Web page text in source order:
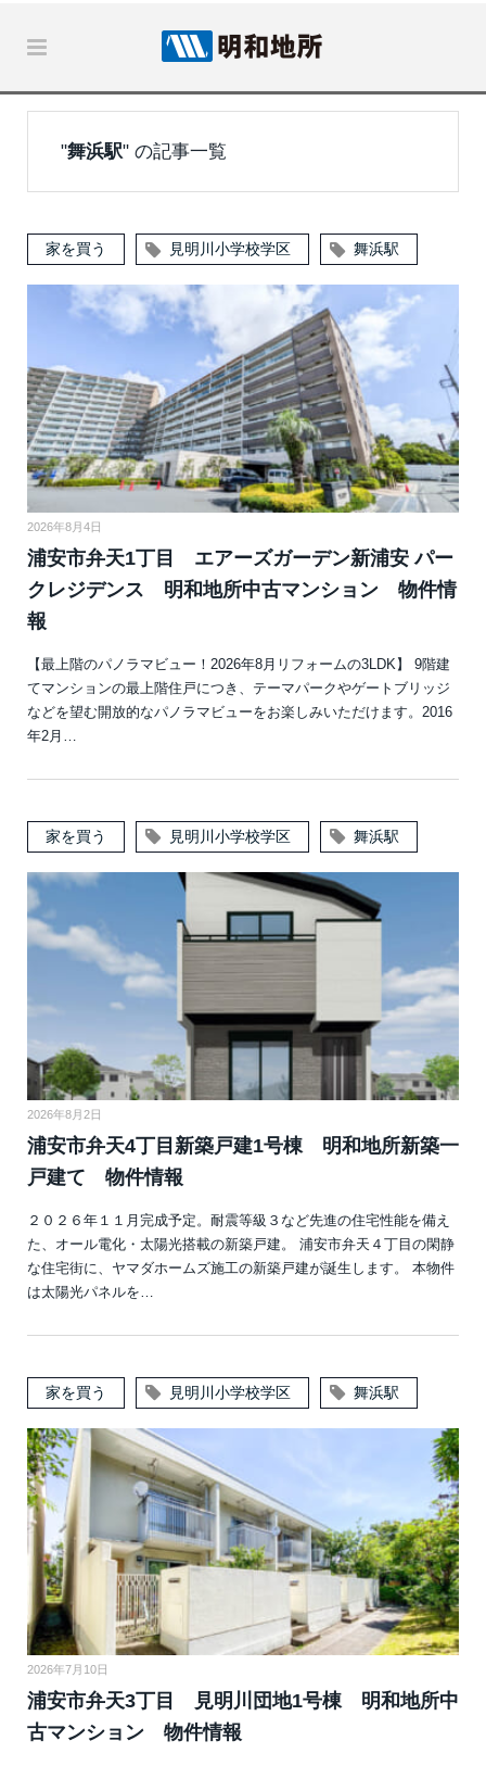
"舞浜駅" の記事一覧
家を買う 見明川小学校学区 舞浜駅
2026年8月4日
浦安市弁天1丁目 エアーズガーデン新浦安 パー
クレジデンス 明和地所中古マンション 物件情
報
【最上階のパノラマビュー！2026年8月リフォームの3LDK】 9階建
てマンションの最上階住戸につき、テーマパークやゲートブリッジ
などを望む開放的なパノラマビューをお楽しみいただけます。2016
年2月…
家を買う 見明川小学校学区 舞浜駅
2026年8月2日
浦安市弁天4丁目新築戸建1号棟 明和地所新築一
戸建て 物件情報
２０２６年１１月完成予定。耐震等級３など先進の住宅性能を備え
た、オール電化・太陽光搭載の新築戸建。 浦安市弁天４丁目の閑静
な住宅街に、ヤマダホームズ施工の新築戸建が誕生します。 本物件
は太陽光パネルを…
家を買う 見明川小学校学区 舞浜駅
2026年7月10日
浦安市弁天3丁目 見明川団地1号棟 明和地所中
古マンション 物件情報